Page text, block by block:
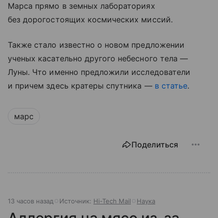
Марса прямо в земных лабораториях
без дорогостоящих космических миссий.
Также стало известно о новом предложении
ученых касательно другого небесного тела —
Луны. Что именно предложили исследователи
и причем здесь кратеры спутника — в статье.
марс
Поделиться
13 часов назад Источник: Hi-Tech Mail Наука